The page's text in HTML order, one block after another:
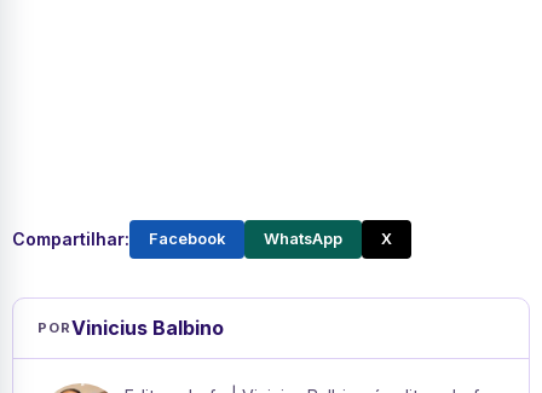
Compartilhar: Facebook WhatsApp X
PORVinicius Balbino